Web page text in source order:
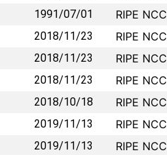
1991/07/01 RIPE NCC
2018/11/23 RIPE NCC
2018/11/23 RIPE NCC
2018/11/23 RIPE NCC
2018/10/18 RIPE NCC
2019/11/13 RIPE NCC
2019/11/13 RIPE NCC